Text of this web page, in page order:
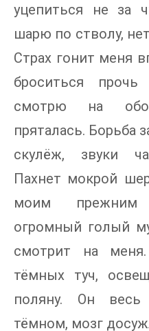
уцепиться не за
шарю по стволу,
Страх гонит меня
броситься
смотрю на
пряталась. Борьба
скулёж, звуки
Пахнет мокрой
моим прежним
огромный голый
смотрит на
тёмных туч,
поляну. Он
тёмном, мозг